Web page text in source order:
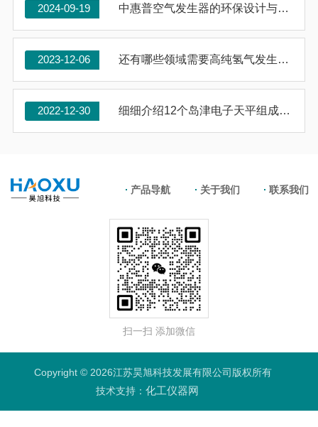
2024-09-19 中惠普空气发生器的环保设计与节能特点
2023-12-06 还有哪些领域需要高纯氢气发生器？
2022-12-30 细细介绍12个岛津电子天平组成构造
产品导航 关于我们 联系我们
扫一扫 添加微信
Copyright © 2026江苏昊旭科技发展有限公司版权所有
技术支持：化工仪器网